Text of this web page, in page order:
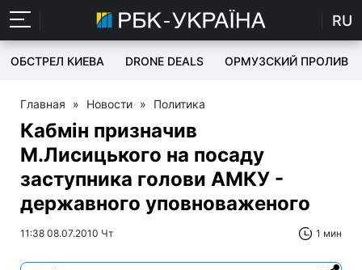
RU
ОБСТРЕЛ КИЕВА DRONE DEALS ОРМУЗСКИЙ ПРОЛИВ
Главная » Новости » Политика
Кабмін призначив
М.Лисицького на посаду
заступника голови АМКУ -
державного уповноваженого
11:38 08.07.2010 Чт 1 мин